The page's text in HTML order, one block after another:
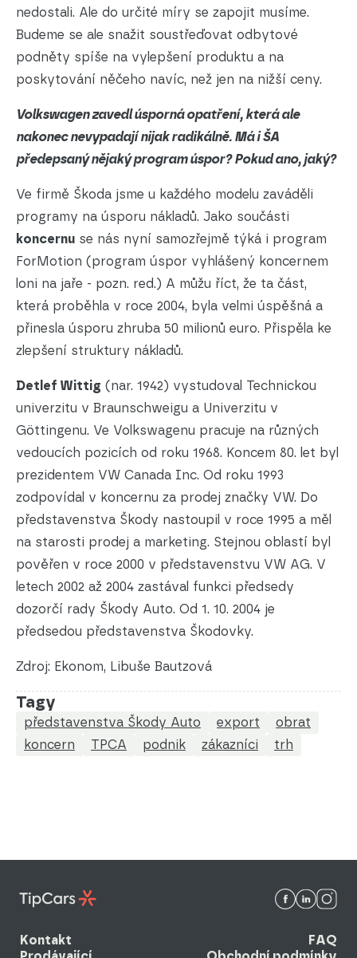
nedostali. Ale do určité míry se zapojit musíme.
Budeme se ale snažit soustřeďovat odbytové
podněty spíše na vylepšení produktu a na
poskytování něčeho navíc, než jen na nižší ceny.
Volkswagenzavedl úsporná opatření, která ale
nakonec nevypadají nijak radikálně. Má i ŠA
předepsaný nějaký program úspor? Pokud ano, jaký?
Ve firmě Škoda jsme u každého modelu zaváděli
programy na úsporu nákladů. Jako součásti
koncernu se nás nyní samozřejmě týká i program
ForMotion (program úspor vyhlášený koncernem
loni na jaře - pozn. red.) A můžu říct, že ta část,
která proběhla v roce 2004, byla velmi úspěšná a
přinesla úsporu zhruba 50 milionů euro. Přispěla ke
zlepšení struktury nákladů.
Detlef Wittig (nar. 1942) vystudoval Technickou
univerzitu v Braunschweigu a Univerzitu v
Göttingenu. Ve Volkswagenu pracuje na různých
vedoucích pozicích od roku 1968. Koncem 80. let byl
prezidentem VW Canada Inc. Od roku 1993
zodpovídal v koncernu za prodej značky VW. Do
představenstva Škody nastoupil v roce 1995 a měl
na starosti prodej a marketing. Stejnou oblastí byl
pověřen v roce 2000 v představenstvu VW AG. V
letech 2002 až 2004 zastával funkci předsedy
dozorčí rady Škody Auto. Od 1. 10. 2004 je
předsedou představenstva Škodovky.
Zdroj: Ekonom, Libuše Bautzová
Tagy
představenstva Škody Auto export
obrat
koncern
TPCA podnik zákazníci trh
Kontakt
FAQ